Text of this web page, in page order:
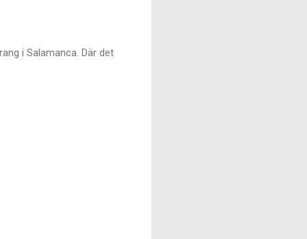
i Salamanca. Där det